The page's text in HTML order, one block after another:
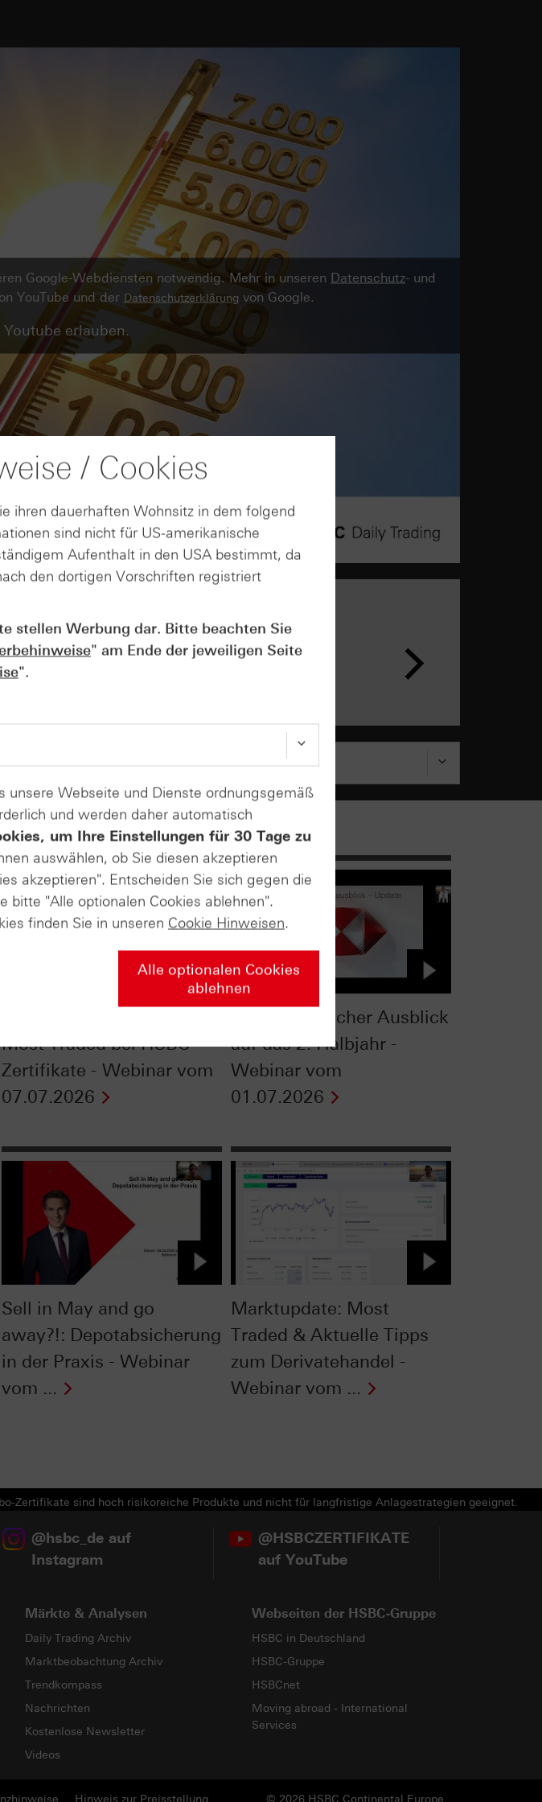
Google-Webdiensten notwendig. Mehr in unseren Datenschutz- und
YouTube und der Datenschutzerklärung von Google.
erlauben.
Kleingedruckte: Kosten &
bei Derivaten - Webinar
Most Traded bei HSBC
Zertifikate - Webinar vom
07.07.2026
Charttechnischer Ausblick
auf das 2. Halbjahr -
Webinar vom
01.07.2026
Sell in May and go
away?!: Depotabsicherung
in der Praxis - Webinar
vom ...
Marktupdate: Most
Traded & Aktuelle Tipps
zum Derivatehandel -
Webinar vom ...
Zertifikate sind hoch risikoreiche Produkte und nicht für langfristige Anlagestrategien geeignet.
@hsbc_de auf
Instagram
@HSBCZERTIFIKATE
auf YouTube
Märkte & Analysen
Daily Trading Archiv
Marktbeobachtung Archiv
Trendkompass
Nachrichten
Kostenlose Newsletter
Videos
Webseiten der HSBC-Gruppe
HSBC in Deutschland
HSBC-Gruppe
HSBCnet
Moving abroad - International
Services
© 2026 HSBC Continental Europe
Hinweis zur Preisstellung
/ Cookies
ihren dauerhaften Wohnsitz in dem folgend
sind nicht für US-amerikanische
Aufenthalt in den USA bestimmt, da
den dortigen Vorschriften registriert
stellen Werbung dar. Bitte beachten Sie
" am Ende der jeweiligen Seite
".
unsere Webseite und Dienste ordnungsgemäß
und werden daher automatisch
um Ihre Einstellungen für 30 Tage zu
auswählen, ob Sie diesen akzeptieren
akzeptieren". Entscheiden Sie sich gegen die
bitte "Alle optionalen Cookies ablehnen".
finden Sie in unseren Cookie Hinweisen.
Alle optionalen Cookies
ablehnen